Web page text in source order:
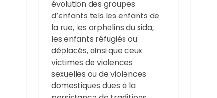
évolution des groupes
d’enfants tels les enfants de
la rue, les orphelins du sida,
les enfants réfugiés ou
déplacés, ainsi que ceux
victimes de violences
sexuelles ou de violences
domestiques dues à la